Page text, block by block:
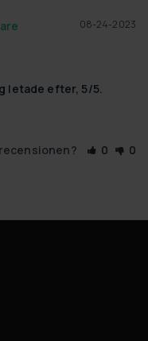
08-24-2023
letade efter, 5/5.
0 0